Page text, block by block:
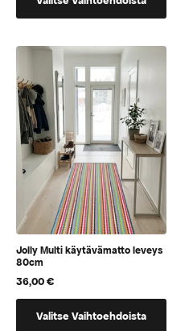
useampi
muunnelma.
Voit
tehdä
valinnat
tuotteen
sivulla.
Jolly Multi käytävämatto leveys
80cm
36,00€
Valitse Vaihtoehdoista
tuotteella